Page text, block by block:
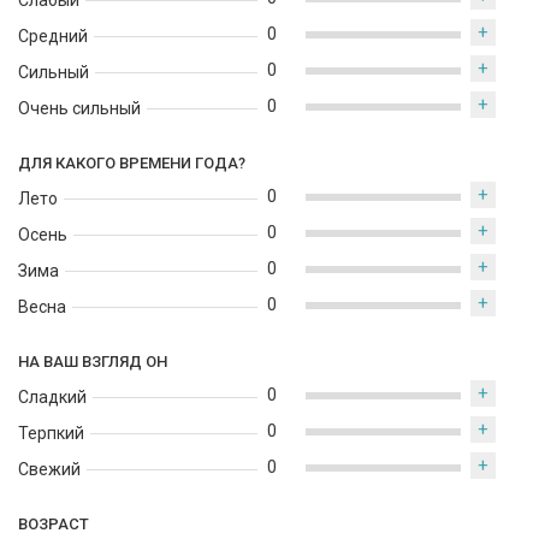
запоминающийся шлейф.
Средний
Сильный
Очень сильный
0 +
0 +
0 +
ДЛЯ КАКОГО ВРЕМЕНИ ГОДА?
Лето
Осень
Зима
Весна
0 +
0 +
0 +
0 +
НА ВАШ ВЗГЛЯД ОН
Сладкий
Терпкий
Свежий
0 +
0 +
0 +
ВОЗРАСТ